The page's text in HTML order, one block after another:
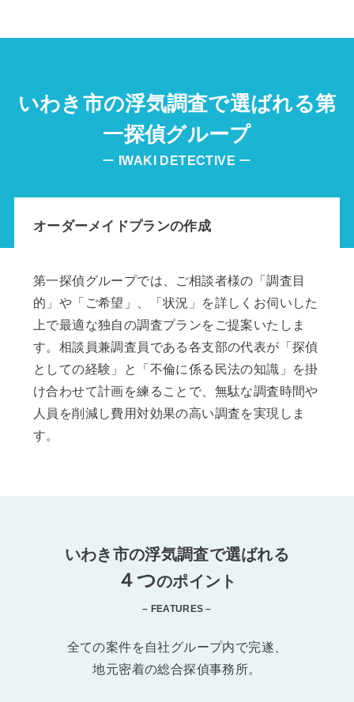
いわき市の浮気調査で選ばれる第
一探偵グループ
ー IWAKI DETECTIVE ー
オーダーメイドプランの作成
第一探偵グループでは、ご相談者様の「調査目
的」や「ご希望」、「状況」を詳しくお伺いした
上で最適な独自の調査プランをご提案いたしま
す。相談員兼調査員である各支部の代表が「探偵
としての経験」と「不倫に係る民法の知識」を掛
け合わせて計画を練ることで、無駄な調査時間や
人員を削減し費用対効果の高い調査を実現しま
す。
いわき市の浮気調査で選ばれる
４つのポイント
– FEATURES –
全ての案件を自社グループ内で完遂、
地元密着の総合探偵事務所。